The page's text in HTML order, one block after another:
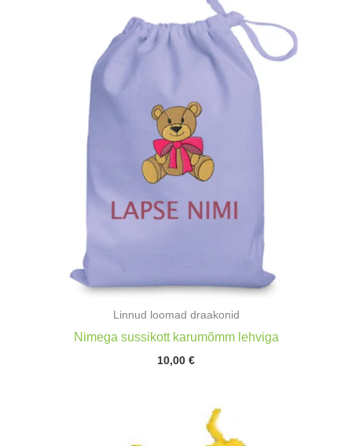
Linnud loomad draakonid
Nimega sussikott karumõmm lehviga
10,00 €